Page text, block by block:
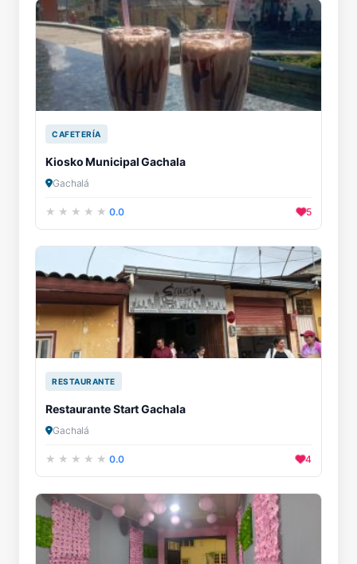
CAFETERÍA
Kiosko Municipal Gachala
Gachalá
0.0 5
RESTAURANTE
Restaurante Start Gachala
Gachalá
0.0 4